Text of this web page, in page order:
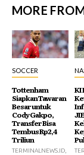
MORE
SOCCER
Tottenham
Siapkan Tawaran
Besar untuk
Cody Gakpo,
Transfer Bisa
Tembus Rp2,4
Triliun
TERMINALNEWS.ID,
KI